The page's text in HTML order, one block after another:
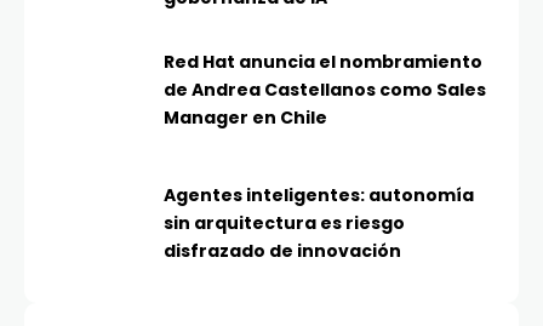
Red Hat anuncia el nombramiento
de Andrea Castellanos como Sales
Manager en Chile
Agentes inteligentes: autonomía
sin arquitectura es riesgo
disfrazado de innovación